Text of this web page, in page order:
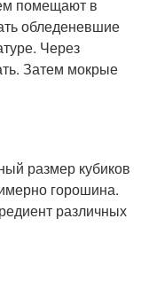
помещают в
обледеневшие
Через
Затем мокрые
размер кубиков
горошина.
различных